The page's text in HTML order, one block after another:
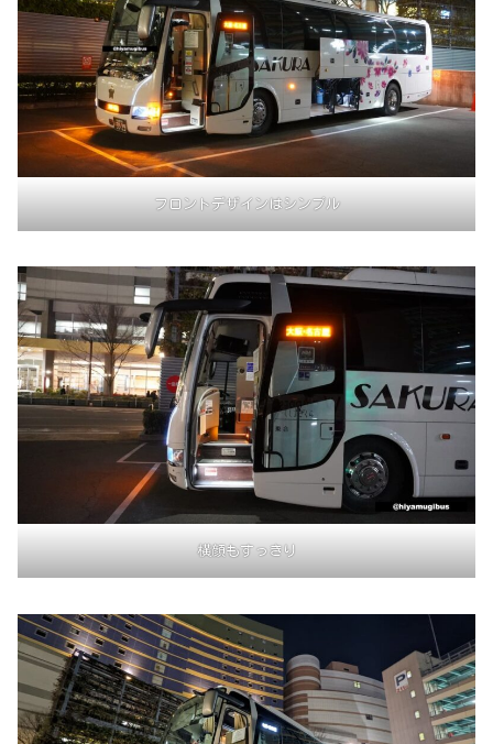
フロントデザインはシンプル
横顔もすっきり